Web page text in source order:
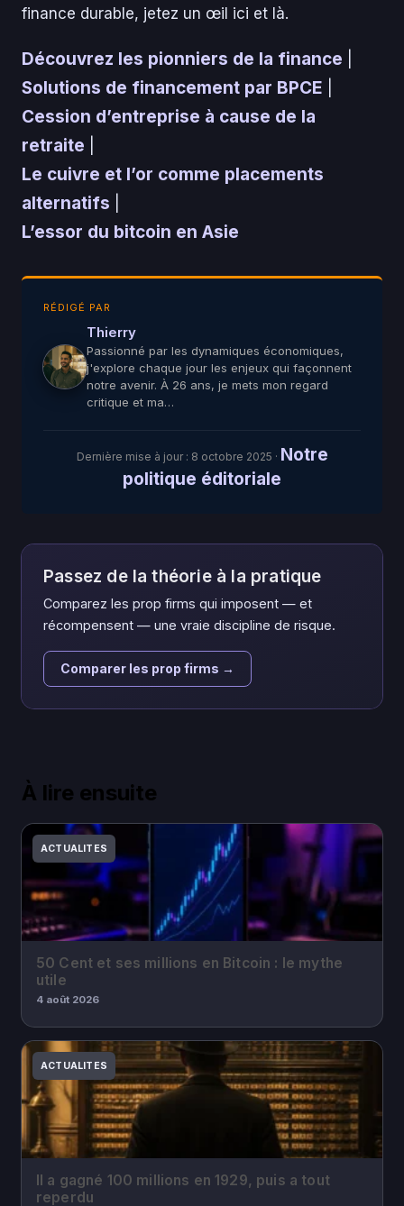
finance durable, jetez un œil ici et là.
Découvrez les pionniers de la finance
Solutions de financement par BPCE
Cession d’entreprise à cause de la
retraite
Le cuivre et l’or comme placements
alternatifs
L’essor du bitcoin en Asie
RÉDIGÉ PAR
Thierry
Passionné par les dynamiques économiques,
j'explore chaque jour les enjeux qui façonnent
notre avenir. À 26 ans, je mets mon regard
critique et ma…
Dernière mise à jour : 8 octobre 2025 · Notre
politique éditoriale
Passez de la théorie à la pratique
Comparez les prop firms qui imposent — et
récompensent — une vraie discipline de risque.
Comparer les prop firms →
À lire ensuite
ACTUALITES
50 Cent et ses millions en Bitcoin : le mythe
utile
4 août 2026
ACTUALITES
Il a gagné 100 millions en 1929, puis a tout
reperdu